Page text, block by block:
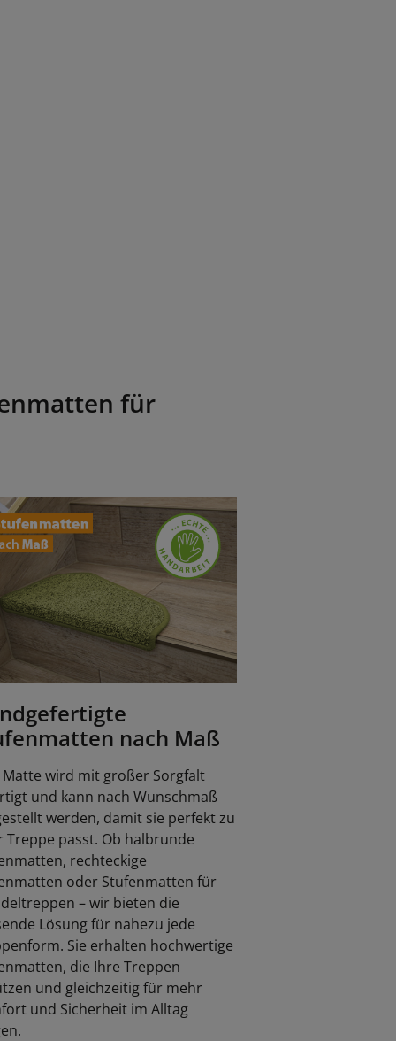
für
nach Maß
Matte wird mit großer Sorgfalt
und kann nach Wunschmaß
werden, damit sie perfekt zu
Treppe passt. Ob halbrunde
rechteckige
oder Stufenmatten für
– wir bieten die
Lösung für nahezu jede
Sie erhalten hochwertige
die Ihre Treppen
und gleichzeitig für mehr
und Sicherheit im Alltag